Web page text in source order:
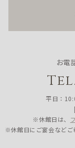
お電
平日：
※休館日は、
※休館日にご宴会などご